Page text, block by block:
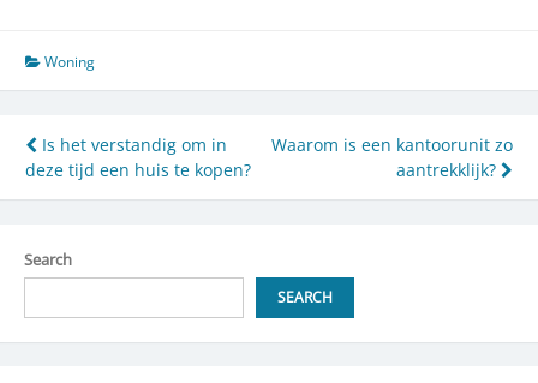
Woning
Post
navigation
Is het verstandig om in
deze tijd een huis te kopen?
Waarom is een kantoorunit zo
aantrekklijk?
Search
SEARCH